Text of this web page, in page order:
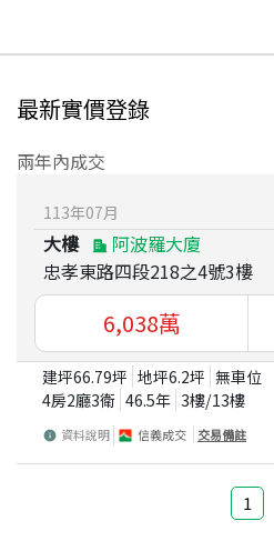
最新實價登錄
兩年內成交
113年07月
大樓
阿波羅大廈
忠孝東路四段218之4號3樓
6,038萬
建坪66.79坪 地坪6.2坪 無車位
4房2廳3衛 46.5年 3樓/13樓
資料說明 信義成交 交易備註
1